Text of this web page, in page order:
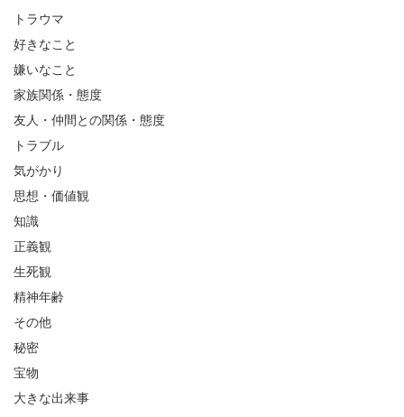
トラウマ
好きなこと
嫌いなこと
家族関係・態度
友人・仲間との関係・態度
トラブル
気がかり
思想・価値観
知識
正義観
生死観
精神年齢
その他
秘密
宝物
大きな出来事